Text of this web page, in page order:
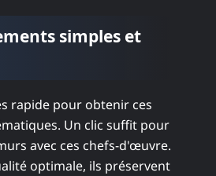
simples et
rapide pour obtenir ces
Un clic suffit pour
avec ces chefs-d'œuvre.
optimale, ils préservent